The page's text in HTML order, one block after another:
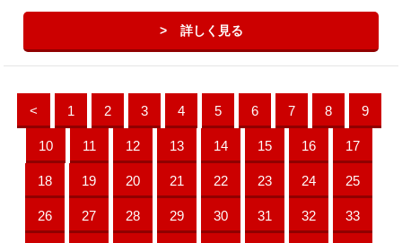
詳しく見る
< 1 2 3 4 5 6 7 8 9
10 11 12 13 14 15 16 17
18 19 20 21 22 23 24 25
26 27 28 29 30 31 32 33